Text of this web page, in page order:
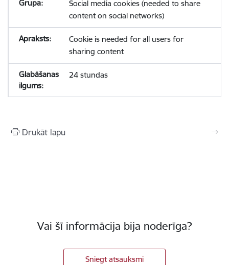
Social media cookies (needed to share
content on social networks)
Cookie is needed for all users for
sharing content
24 stundas
Drukāt lapu
Vai šī informācija bija noderīga?
Sniegt atsauksmi